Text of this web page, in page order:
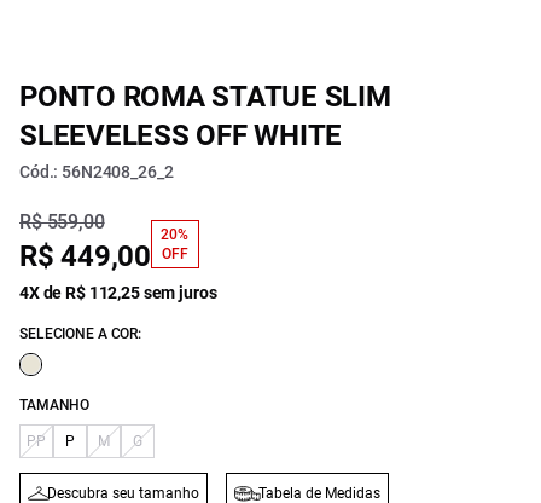
PONTO ROMA STATUE SLIM
SLEEVELESS OFF WHITE
Cód.: 56N2408_26_2
R$ 559,00
R$ 449,00
20%
OFF
4X de R$ 112,25 sem juros
SELECIONE A COR:
TAMANHO
PP P M G
Descubra seu tamanho Tabela de Medidas